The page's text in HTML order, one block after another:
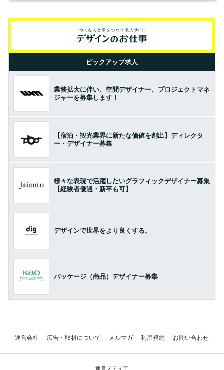
ピックアップ求人
業務拡大に伴い、空間デザイナー、プロジェクトマネ
ジャーを募集します！
【宿泊・観光業界に新たな価値を創出】ディレクタ
ー・デザイナー募集
様々な表現で活躍したいグラフィックデザイナー募集
【経験者優遇・新卒も可】
デザインで世界をより良くする。
パッケージ（商品）デザイナー募集
運営会社 広告・取材について メルマガ 利用規約 お問い合わせ
運営メディア